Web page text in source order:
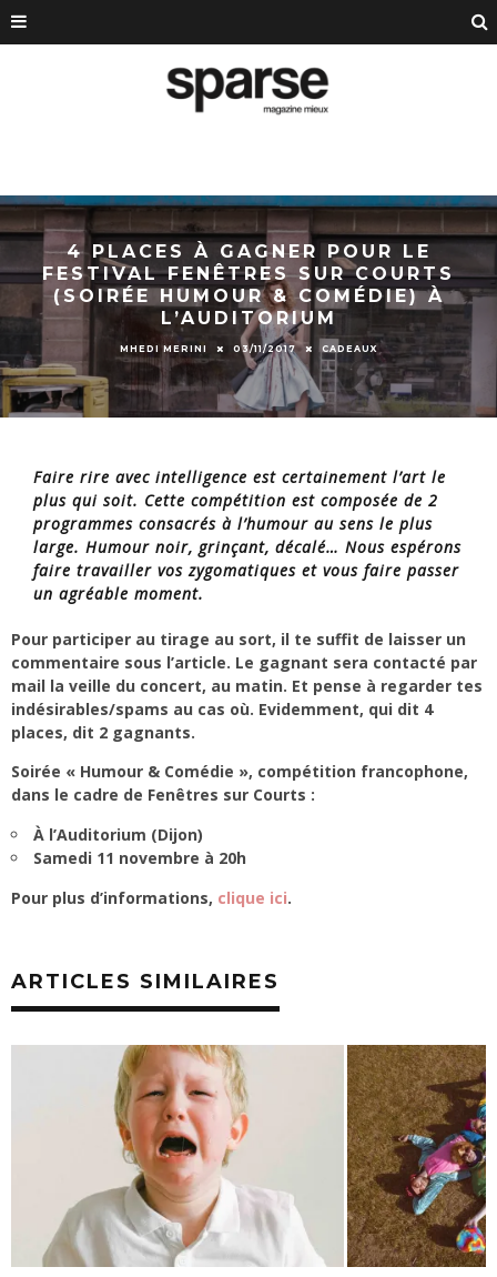
4 PLACES À GAGNER POUR LE
FESTIVAL FENÊTRES SUR COURTS
(SOIRÉE HUMOUR & COMÉDIE) À
L’AUDITORIUM
MHEDI MERINI 03/11/2017 CADEAUX
Faire rire avec intelligence est certainement l’art le
plus qui soit. Cette compétition est composée de 2
programmes consacrés à l’humour au sens le plus
large. Humour noir, grinçant, décalé… Nous espérons
faire travailler vos zygomatiques et vous faire passer
un agréable moment.
Pour participer au tirage au sort, il te suffit de laisser un
commentaire sous l’article. Le gagnant sera contacté par
mail la veille du concert, au matin. Et pense à regarder tes
indésirables/spams au cas où. Evidemment, qui dit 4
places, dit 2 gagnants.
Soirée « Humour & Comédie », compétition francophone,
dans le cadre de Fenêtres sur Courts :
À l’Auditorium (Dijon)
Samedi 11 novembre à 20h
Pour plus d’informations, clique ici.
ARTICLES SIMILAIRES